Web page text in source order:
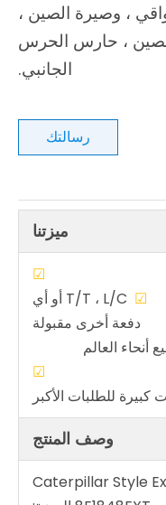
، وصيرة الصين ،
، حارس الحرس
الجانبي.
رسالتك
ميزتنا
☑
☑
T/T ، L/C أو أي
دفعة أخرى مقبولة
أنحاء العالم
☑
للطلبات الأكبر
وصف المنتج
Caterpillar Style